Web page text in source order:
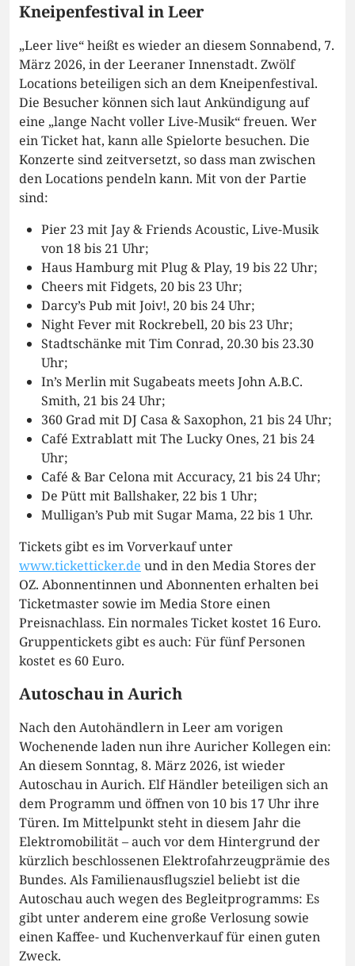
Kneipenfestival in Leer
„Leer live“ heißt es wieder an diesem Sonnabend, 7.
März 2026, in der Leeraner Innenstadt. Zwölf
Locations beteiligen sich an dem Kneipenfestival.
Die Besucher können sich laut Ankündigung auf
eine „lange Nacht voller Live-Musik“ freuen. Wer
ein Ticket hat, kann alle Spielorte besuchen. Die
Konzerte sind zeitversetzt, so dass man zwischen
den Locations pendeln kann. Mit von der Partie
sind:
Pier 23 mit Jay & Friends Acoustic, Live-Musik
von 18 bis 21 Uhr;
Haus Hamburg mit Plug & Play, 19 bis 22 Uhr;
Cheers mit Fidgets, 20 bis 23 Uhr;
Darcy’s Pub mit Joiv!, 20 bis 24 Uhr;
Night Fever mit Rockrebell, 20 bis 23 Uhr;
Stadtschänke mit Tim Conrad, 20.30 bis 23.30
Uhr;
In’s Merlin mit Sugabeats meets John A.B.C.
Smith, 21 bis 24 Uhr;
360 Grad mit DJ Casa & Saxophon, 21 bis 24 Uhr;
Café Extrablatt mit The Lucky Ones, 21 bis 24
Uhr;
Café & Bar Celona mit Accuracy, 21 bis 24 Uhr;
De Pütt mit Ballshaker, 22 bis 1 Uhr;
Mulligan’s Pub mit Sugar Mama, 22 bis 1 Uhr.
Tickets gibt es im Vorverkauf unter
www.ticketticker.de und in den Media Stores der
OZ. Abonnentinnen und Abonnenten erhalten bei
Ticketmaster sowie im Media Store einen
Preisnachlass. Ein normales Ticket kostet 16 Euro.
Gruppentickets gibt es auch: Für fünf Personen
kostet es 60 Euro.
Autoschau in Aurich
Nach den Autohändlern in Leer am vorigen
Wochenende laden nun ihre Auricher Kollegen ein:
An diesem Sonntag, 8. März 2026, ist wieder
Autoschau in Aurich. Elf Händler beteiligen sich an
dem Programm und öffnen von 10 bis 17 Uhr ihre
Türen. Im Mittelpunkt steht in diesem Jahr die
Elektromobilität – auch vor dem Hintergrund der
kürzlich beschlossenen Elektrofahrzeugprämie des
Bundes. Als Familienausflugsziel beliebt ist die
Autoschau auch wegen des Begleitprogramms: Es
gibt unter anderem eine große Verlosung sowie
einen Kaffee- und Kuchenverkauf für einen guten
Zweck.